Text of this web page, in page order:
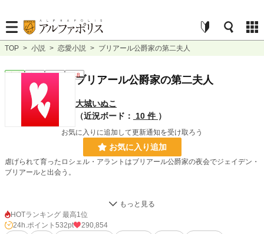
TOP > 小説 > 恋愛小説 > ブリアール公爵家の第二夫人
完結 長編 R18ブリアール公爵家の第二夫人
大城いぬこ
（近況ボード：
10 件 ）
お気に入りに追加して更新通知を受け取ろう
お気に入り追加
虐げられて育ったロシェル・アラントはブリアール公爵家の夜会でジェイデン・
ブリアールと出会う。
『微笑みを消してから』のベルザイオ王国の新たな物語。
小説 2,494 位 / 228,740 件
HOTランキング 最高1位
24h.ポイント 532pt
290,854